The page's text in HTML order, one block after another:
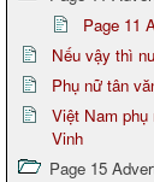
Page 11
Nếu vậy thì
Phụ nữ tân
Việt Nam phụ
Vinh
Page 15